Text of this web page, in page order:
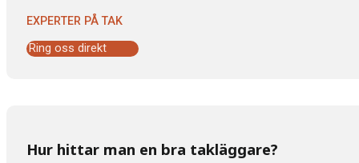
EXPERTER PÅ TAK
Ring oss direkt
Hur hittar man en bra takläggare?